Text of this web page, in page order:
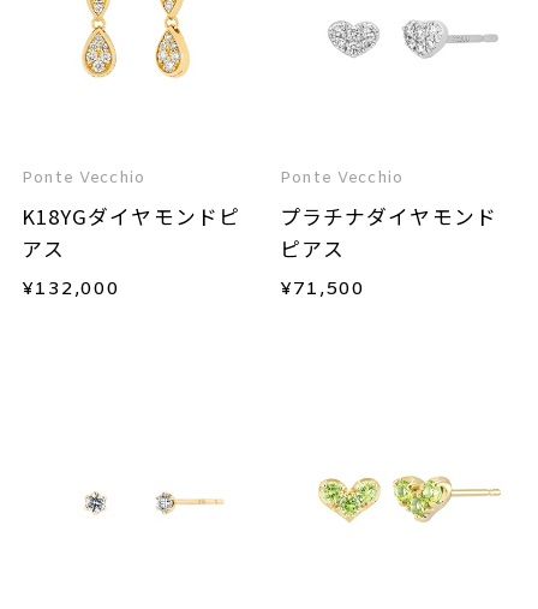
Ponte Vecchio
K18YGダイヤモンドピ
アス
¥132,000
Ponte Vecchio
プラチナダイヤモンド
ピアス
¥71,500